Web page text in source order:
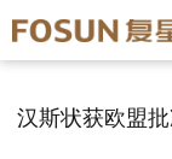
汉斯状获欧盟